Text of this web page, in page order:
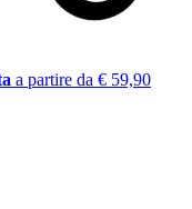
a partire da € 59,90